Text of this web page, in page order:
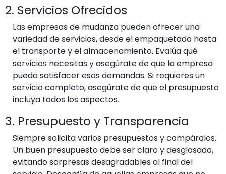
2. Servicios Ofrecidos
Las empresas de mudanza pueden ofrecer una
variedad de servicios, desde el empaquetado hasta
el transporte y el almacenamiento. Evalúa qué
servicios necesitas y asegúrate de que la empresa
pueda satisfacer esas demandas. Si requieres un
servicio completo, asegúrate de que el presupuesto
incluya todos los aspectos.
3. Presupuesto y Transparencia
Siempre solicita varios presupuestos y compáralos.
Un buen presupuesto debe ser claro y desglosado,
evitando sorpresas desagradables al final del